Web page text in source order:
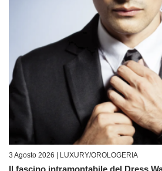
3 Agosto 2026 | LUXURY/OROLOGERIA